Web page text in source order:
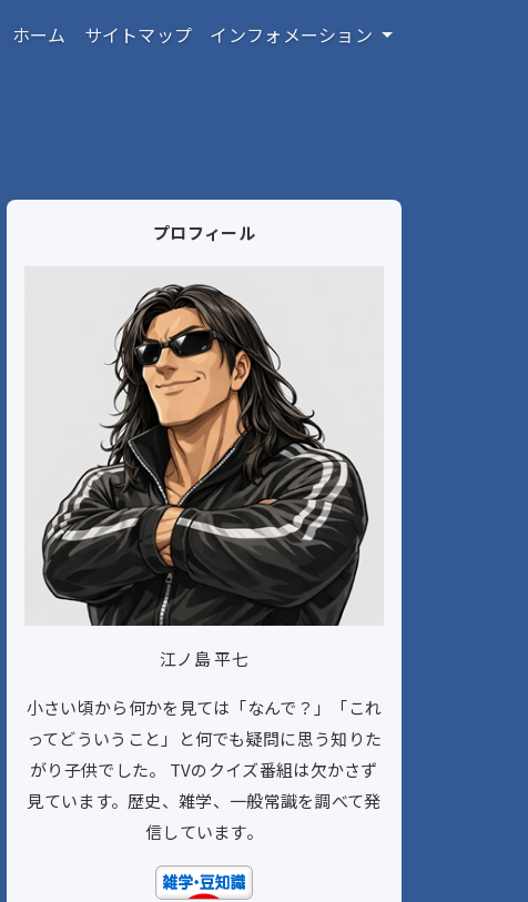
ホーム サイトマップ インフォメーション
プロフィール
江ノ島 平七
小さい頃から何かを見ては「なんで？」「これ
ってどういうこと」と何でも疑問に思う知りた
がり子供でした。 TVのクイズ番組は欠かさず
見ています。歴史、雑学、一般常識を調べて発
信しています。